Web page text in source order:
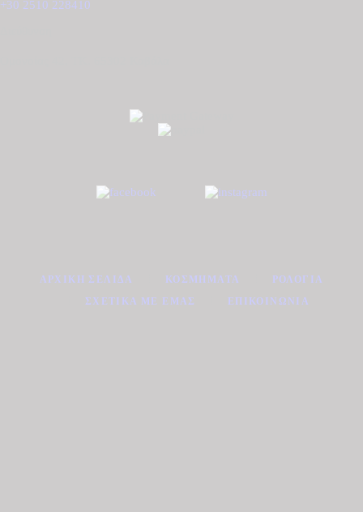
+30 2510 228410
ΑΡΧΙΚΉ ΣΕΛΊΔΑ ΚΟΣΜΉΜΑΤΑ
ΡΟΛΌΓΙΑ
ΣΧΕΤΙΚΆ ΜΕ ΕΜΆΣ
ΕΠΙΚΟΙΝΩΝΊΑ